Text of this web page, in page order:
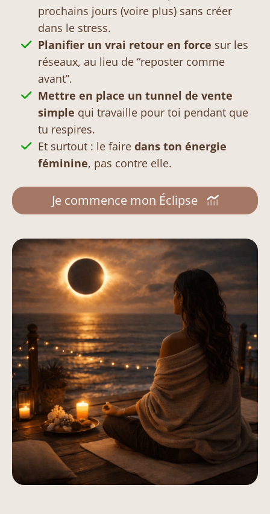
prochains jours (voire plus) sans créer
dans le stress.
Planifier un vrai retour en force sur les
réseaux, au lieu de “reposter comme
avant”.
Mettre en place un tunnel de vente
simple qui travaille pour toi pendant que
tu respires.
Et surtout : le faire dans ton énergie
féminine, pas contre elle.
Je commence mon Éclipse